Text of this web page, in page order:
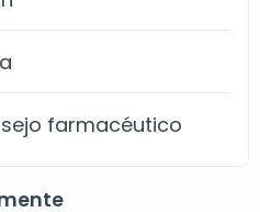
farmacéutico